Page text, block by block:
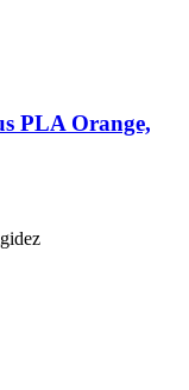
PLA Orange,